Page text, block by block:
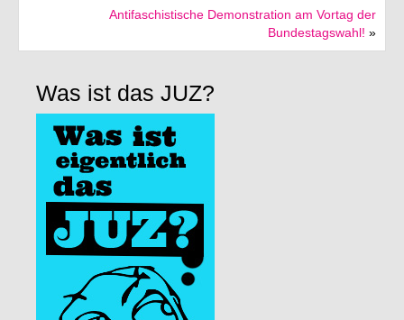
Antifaschistische Demonstration am Vortag der
Bundestagswahl! »
Was ist das JUZ?